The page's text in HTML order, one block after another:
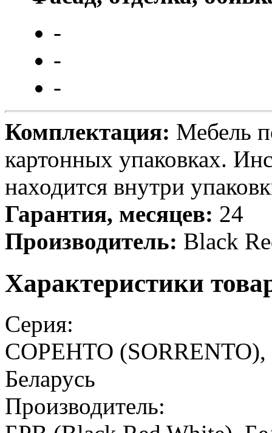
-
-
-
Комплектация: Мебель
картонных упаковках.
находится внутри
Гарантия, месяцев: 24
Производитель: Black
Характеристики
Серия:
СОРЕНТО (SORRENTO),
Беларусь
Производитель: